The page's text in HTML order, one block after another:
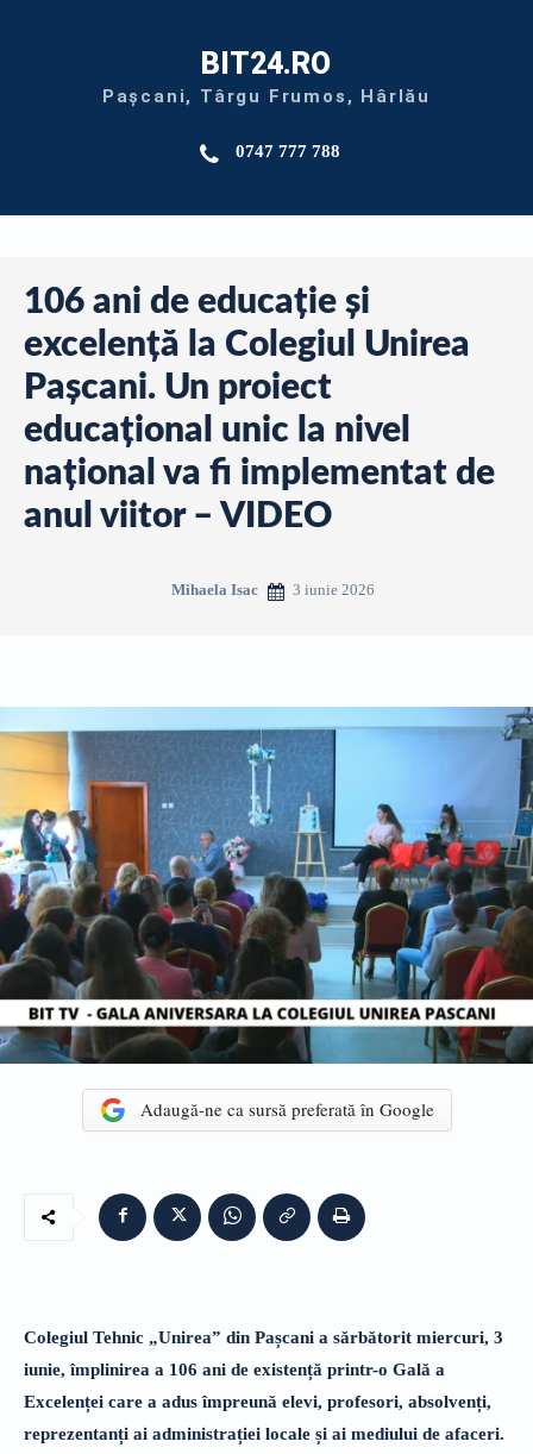
BIT24.RO
Pașcani, Târgu Frumos, Hârlău
0747 777 788
106 ani de educație și
excelență la Colegiul Unirea
Pașcani. Un proiect
educațional unic la nivel
național va fi implementat de
anul viitor – VIDEO
Mihaela Isac 3 iunie 2026
Adaugă-ne ca sursă preferată în Google
Colegiul Tehnic „Unirea” din Pașcani a sărbătorit miercuri, 3
iunie, împlinirea a 106 ani de existență printr-o Gală a
Excelenței care a adus împreună elevi, profesori, absolvenți,
reprezentanți ai administrației locale și ai mediului de afaceri.